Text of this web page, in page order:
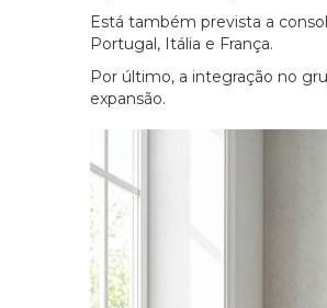
Está também prevista a
Portugal, Itália e França.
Por último, a integração no
expansão.